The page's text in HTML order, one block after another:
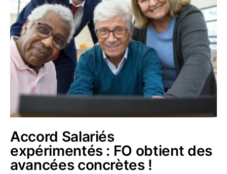
Accord Salariés
expérimentés : FO obtient des
avancées concrètes !